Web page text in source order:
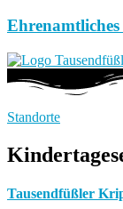
Standorte
Tausendfüßler